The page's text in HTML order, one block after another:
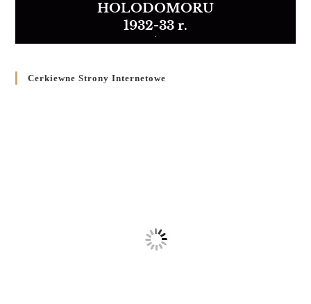
HOLODOMORU
1932-33 r.
Cerkiewne Strony Internetowe